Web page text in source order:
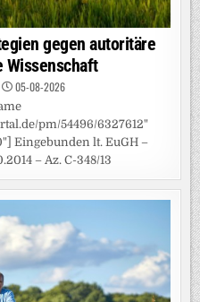
gegen autoritäre
05-08-2026
pm/54496/6327612"
Eingebunden lt. EuGH –
– Az. C-348/13